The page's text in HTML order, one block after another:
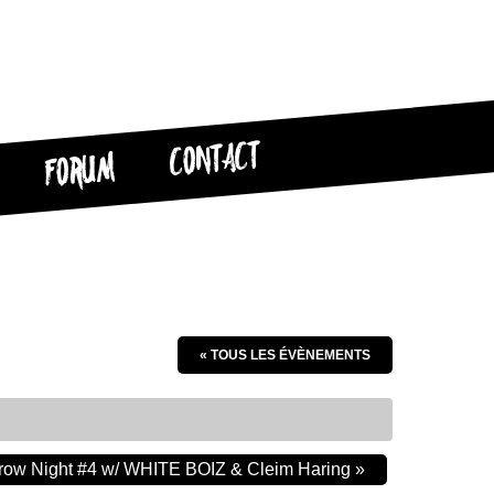
FORUM CONTACT
« TOUS LES ÉVÈNEMENTS
Night #4 w/ WHITE BOIZ & Cleim Haring »